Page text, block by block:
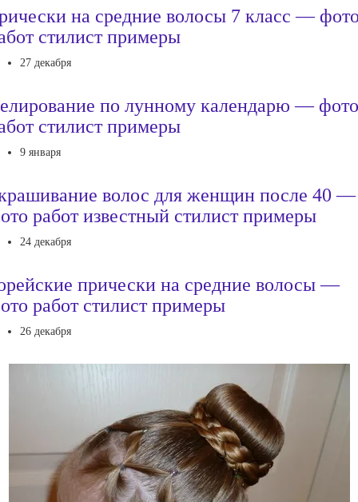
на средние волосы 7 класс —
стилист примеры
27 декабря
по лунному календарю — фото
стилист примеры
9 января
волос для женщин после 40 —
работ известный стилист примеры
24 декабря
прически на средние волосы —
работ стилист примеры
26 декабря